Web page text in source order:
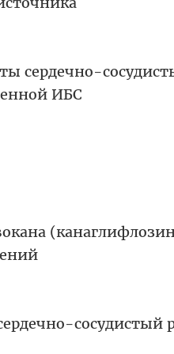
сердечно-
ИБС
сосудистый